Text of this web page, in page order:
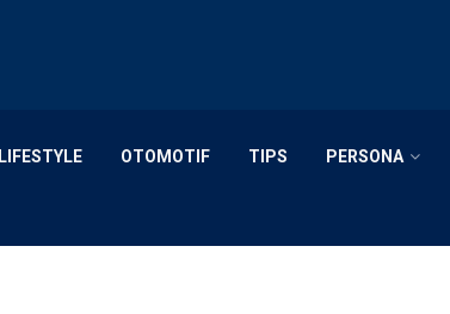
LIFESTYLE OTOMOTIF TIPS PERSONA